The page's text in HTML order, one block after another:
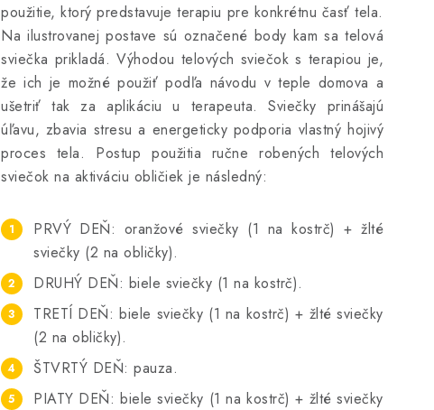
použitie, ktorý predstavuje terapiu pre konkrétnu časť tela.
Na ilustrovanej postave sú označené body kam sa telová
sviečka prikladá. Výhodou telových sviečok s terapiou je,
že ich je možné použiť podľa návodu v teple domova a
ušetriť tak za aplikáciu u terapeuta. Sviečky prinášajú
úľavu, zbavia stresu a energeticky podporia vlastný hojivý
proces tela. Postup použitia ručne robených telových
sviečok na aktiváciu obličiek je následný:
PRVÝ DEŇ: oranžové sviečky (1 na kostrč) + žlté
sviečky (2 na obličky).
DRUHÝ DEŇ: biele sviečky (1 na kostrč).
TRETÍ DEŇ: biele sviečky (1 na kostrč) + žlté sviečky
(2 na obličky).
ŠTVRTÝ DEŇ: pauza.
PIATY DEŇ: biele sviečky (1 na kostrč) + žlté sviečky